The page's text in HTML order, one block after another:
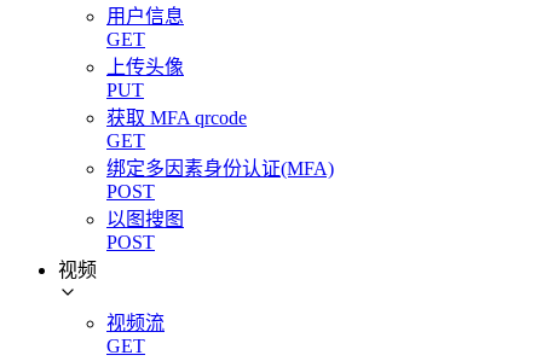
用户信息
GET
上传头像
PUT
获取 MFA qrcode
GET
绑定多因素身份认证(MFA)
POST
以图搜图
POST
视频
视频流
GET